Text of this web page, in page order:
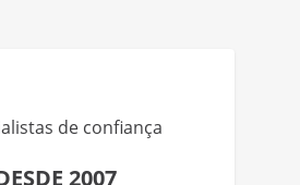
de confiança
2007